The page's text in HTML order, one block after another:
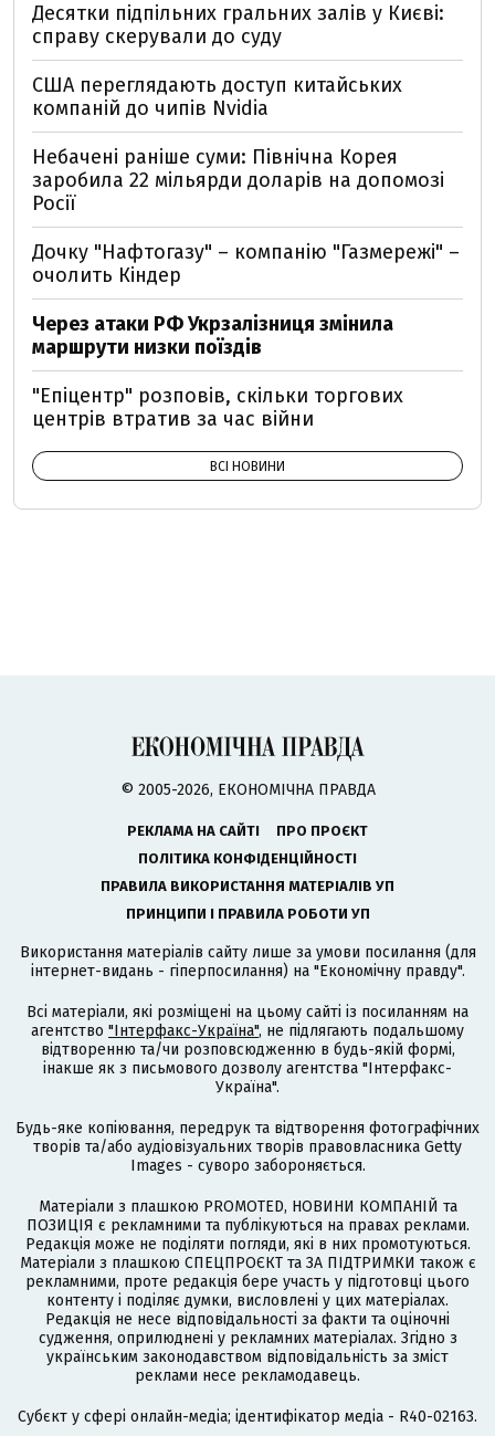
Десятки підпільних гральних залів у Києві:
справу скерували до суду
США переглядають доступ китайських
компаній до чипів Nvidia
Небачені раніше суми: Північна Корея
заробила 22 мільярди доларів на допомозі
Росії
Дочку "Нафтогазу" – компанію "Газмережі" –
очолить Кіндер
Через атаки РФ Укрзалізниця змінила
маршрути низки поїздів
"Епіцентр" розповів, скільки торгових
центрів втратив за час війни
ВСІ НОВИНИ
© 2005-2026, ЕКОНОМІЧНА ПРАВДА
РЕКЛАМА НА САЙТІ
ПРО ПРОЄКТ
ПОЛІТИКА КОНФІДЕНЦІЙНОСТІ
ПРАВИЛА ВИКОРИСТАННЯ МАТЕРІАЛІВ УП
ПРИНЦИПИ І ПРАВИЛА РОБОТИ УП
Використання матеріалів сайту лише за умови посилання (для
інтернет-видань - гіперпосилання) на "Економічну правду".
Всі матеріали, які розміщені на цьому сайті із посиланням на
агентство "Інтерфакс-Україна", не підлягають подальшому
відтворенню та/чи розповсюдженню в будь-якій формі,
інакше як з письмового дозволу агентства "Інтерфакс-
Україна".
Будь-яке копіювання, передрук та відтворення фотографічних
творів та/або аудіовізуальних творів правовласника Getty
Images - суворо забороняється.
Матеріали з плашкою PROMOTED, НОВИНИ КОМПАНІЙ та
ПОЗИЦІЯ є рекламними та публікуються на правах реклами.
Редакція може не поділяти погляди, які в них промотуються.
Матеріали з плашкою СПЕЦПРОЄКТ та ЗА ПІДТРИМКИ також є
рекламними, проте редакція бере участь у підготовці цього
контенту і поділяє думки, висловлені у цих матеріалах.
Редакція не несе відповідальності за факти та оціночні
судження, оприлюднені у рекламних матеріалах. Згідно з
українським законодавством відповідальність за зміст
реклами несе рекламодавець.
Cубєкт у сфері онлайн-медіа; ідентифікатор медіа - R40-02163.